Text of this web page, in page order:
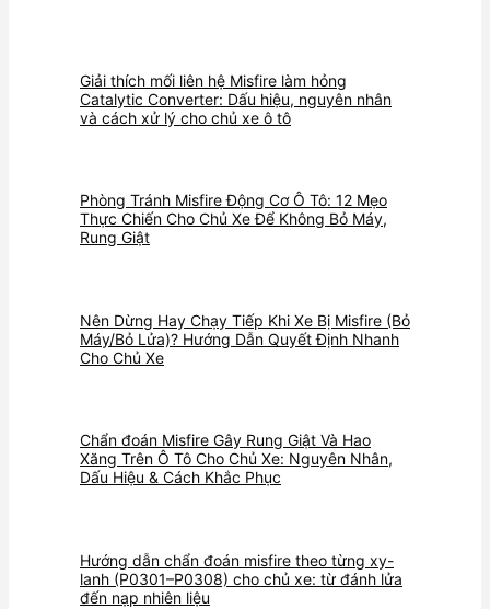
Giải thích mối liên hệ Misfire làm hỏng
Catalytic Converter: Dấu hiệu, nguyên nhân
và cách xử lý cho chủ xe ô tô
Phòng Tránh Misfire Động Cơ Ô Tô: 12 Mẹo
Thực Chiến Cho Chủ Xe Để Không Bỏ Máy,
Rung Giật
Nên Dừng Hay Chạy Tiếp Khi Xe Bị Misfire (Bỏ
Máy/Bỏ Lửa)? Hướng Dẫn Quyết Định Nhanh
Cho Chủ Xe
Chẩn đoán Misfire Gây Rung Giật Và Hao
Xăng Trên Ô Tô Cho Chủ Xe: Nguyên Nhân,
Dấu Hiệu & Cách Khắc Phục
Hướng dẫn chẩn đoán misfire theo từng xy-
lanh (P0301–P0308) cho chủ xe: từ đánh lửa
đến nạp nhiên liệu